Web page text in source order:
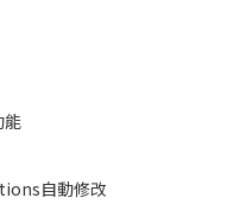
能
自動修改